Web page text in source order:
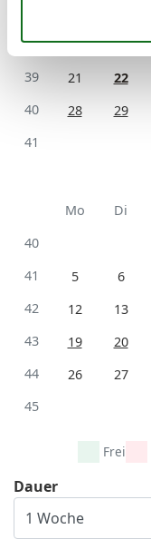
38
14 15
39
21 22
40
28 29
41
Mo
Di
40
41
5 6
42
12 13
43
19 20
44
26 27
45
Frei
Dauer